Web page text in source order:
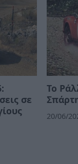
σε
Το
20/06/